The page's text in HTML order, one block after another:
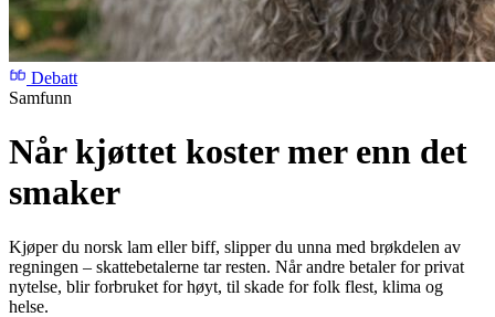
Debatt
Samfunn
Når kjøttet koster mer enn det
smaker
Kjøper du norsk lam eller biff, slipper du unna med brøkdelen av
regningen – skattebetalerne tar resten. Når andre betaler for privat
nytelse, blir forbruket for høyt, til skade for folk flest, klima og
helse.